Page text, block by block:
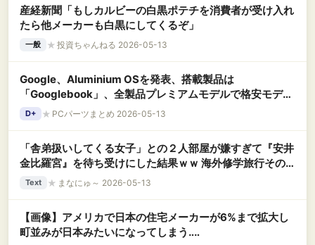
産経新聞「もしカルビーの白黒ポテチを消費者が受け入れ
たら他メーカーも白黒にしてくるぞ」
一般 ★ 投資ちゃんねる 2026-05-13
Google、Aluminium OSを発表、搭載製品は
「Googlebook」、全製品プレミアムモデルで格安モデル
はなし
D+ ★ PCパーツまとめ 2026-05-13
「舎弟扱いしてくる女子」との２人部屋が嫌すぎて『安井
金比羅宮』を待ち受けにした結果ｗｗ 海外修学旅行その
ものが消滅して念願の縁切り成功←効果テキメンすぎて草
Text ★ まなにゅ～ 2026-05-13
【画像】アメリカで日本の住宅メーカーが6%まで拡大し
町並みが日本みたいになってしまう‥‥